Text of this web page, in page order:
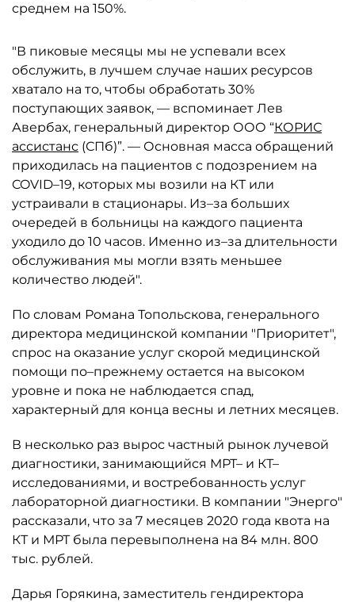
среднем на 150%.
"В пиковые месяцы мы не успевали всех
обслужить, в лучшем случае наших ресурсов
хватало на то, чтобы обработать 30%
поступающих заявок, — вспоминает Лев
Авербах, генеральный директор ООО “КОРИС
ассистанс (СПб)”. — Основная масса обращений
приходилась на пациентов с подозрением на
COVID–19, которых мы возили на КТ или
устраивали в стационары. Из–за больших
очередей в больницы на каждого пациента
уходило до 10 часов. Именно из–за длительности
обслуживания мы могли взять меньшее
количество людей".
По словам Романа Топольскова, генерального
директора медицинской компании "Приоритет",
спрос на оказание услуг скорой медицинской
помощи по–прежнему остается на высоком
уровне и пока не наблюдается спад,
характерный для конца весны и летних месяцев.
В несколько раз вырос частный рынок лучевой
диагностики, занимающийся МРТ– и КТ–
исследованиями, и востребованность услуг
лабораторной диагностики. В компании "Энерго"
рассказали, что за 7 месяцев 2020 года квота на
КТ и МРТ была перевыполнена на 84 млн. 800
тыс. рублей.
Дарья Горякина, заместитель гендиректора